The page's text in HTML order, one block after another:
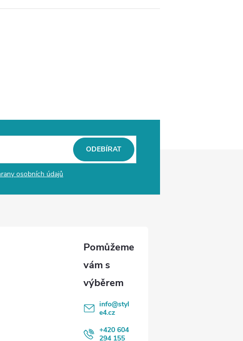
osobních údajů
ODEBÍRAT
info@styl
e4.cz
+420 604
294 155